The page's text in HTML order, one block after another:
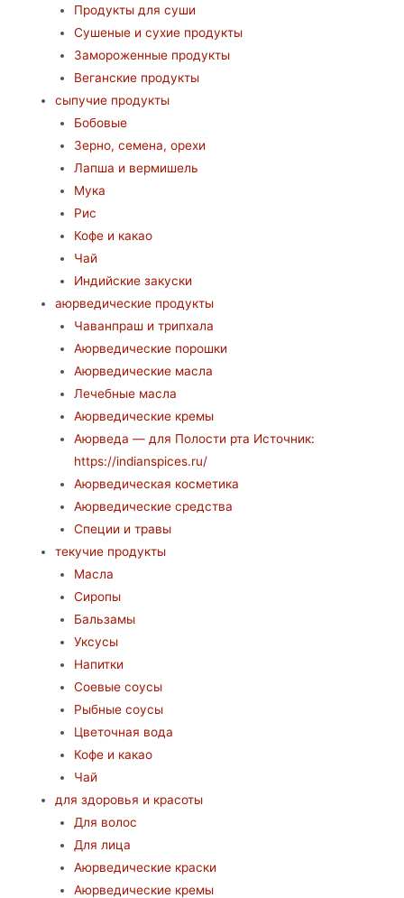
Продукты для суши
Сушеные и сухие продукты
Замороженные продукты
Веганские продукты
сыпучие продукты
Бобовые
Зерно, семена, орехи
Лапша и вермишель
Мука
Рис
Кофе и какао
Чай
Индийские закуски
аюрведические продукты
Чаванпраш и трипхала
Аюрведические порошки
Аюрведические масла
Лечебные масла
Аюрведические кремы
Аюрведа — для Полости рта Источник:
https://indianspices.ru/
Аюрведическая косметика
Аюрведические средства
Специи и травы
текучие продукты
Масла
Сиропы
Бальзамы
Уксусы
Напитки
Соевые соусы
Рыбные соусы
Цветочная вода
Кофе и какао
Чай
для здоровья и красоты
Для волос
Для лица
Аюрведические краски
Аюрведические кремы